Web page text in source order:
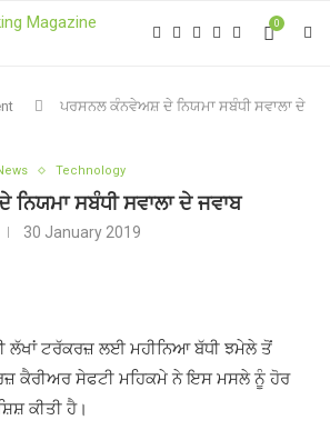
0
ਪਰਸਨਲ ਕੰਨਵੇਅਸ਼ ਦੇ ਨਿਯਮਾ ਸਬੰਧੀ ਸਵਾਲਾ ਦੇ
Technology
ਸਬੰਧੀ ਸਵਾਲਾ ਦੇ ਜਵਾਬ
30 January 2019
ਲੱਖਾਂ ਟਰੱਕਰਜ਼ ਲਈ ਮਹੀਨਿਆ ਬੱਧੀ ਝਮੇਲੇ ਤੋਂ
ਕੈਰੀਅਰ ਸੇਫਟੀ ਮਹਿਕਮੇ ਨੇ ਇਸ ਮਸਲੇ ਨੂੰ ਹੋਰ
ਕੀਤੀ ਹੈ।